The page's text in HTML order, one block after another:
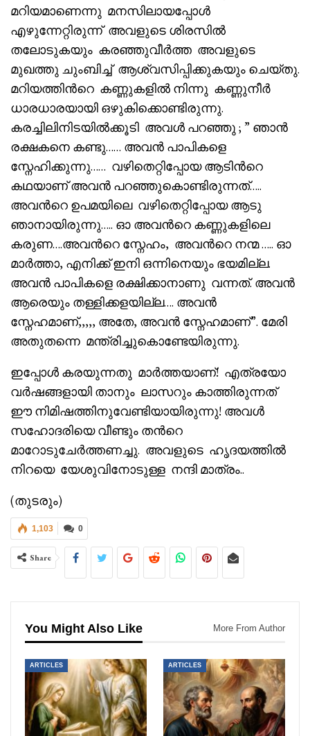
മറിയമാണെന്നു മനസിലായപ്പോൾ
എഴുന്നേറ്റിരുന്ന് അവളുടെ ശിരസിൽ
തലോടുകയും കരഞ്ഞുവീർത്ത അവളുടെ
മുഖത്തു ചുംബിച്ച് ആശ്വസിപ്പിക്കുകയും ചെയ്തു.
മറിയത്തിൻറെ കണ്ണുകളിൽ നിന്നു കണ്ണുനീർ
ധാരധാരയായി ഒഴുകിക്കൊണ്ടിരുന്നു.
കരച്ചിലിനിടയിൽക്കൂടി അവൾ പറഞ്ഞു ; ” ഞാൻ
രക്ഷകനെ കണ്ടു…… അവൻ പാപികളെ
സ്നേഹിക്കുന്നു…… വഴിതെറ്റിപ്പോയ ആടിൻറെ
കഥയാണ് അവൻ പറഞ്ഞുകൊണ്ടിരുന്നത്…..
അവൻറെ ഉപമയിലെ വഴിതെറ്റിപ്പോയ ആടു
ഞാനായിരുന്നു….. ഓ അവൻറെ കണ്ണുകളിലെ
കരുണ….അവൻറെ സ്നേഹം, അവൻറെ നന്മ ….. ഓ
മാർത്താ, എനിക്ക് ഇനി ഒന്നിനെയും ഭയമില്ല.
അവൻ പാപികളെ രക്ഷിക്കാനാണു വന്നത്. അവൻ
ആരെയും തള്ളിക്കളയില്ല…. അവൻ
സ്നേഹമാണ്,,,,, അതേ, അവൻ സ്നേഹമാണ്”. മേരി
അതുതന്നെ മന്ത്രിച്ചുകൊണ്ടേയിരുന്നു.
ഇപ്പോൾ കരയുന്നതു മാർത്തയാണ്! എത്രയോ
വർഷങ്ങളായി താനും ലാസറും കാത്തിരുന്നത്
ഈ നിമിഷത്തിനുവേണ്ടിയായിരുന്നു! അവൾ
സഹോദരിയെ വീണ്ടും തൻറെ
മാറോടുചേർത്തണച്ചു. അവളുടെ ഹൃദയത്തിൽ
നിറയെ യേശുവിനോടുള്ള നന്ദി മാത്രം..
(തുടരും)
0
1,103
Share
You Might Also Like More From Author
ARTICLES ARTICLES